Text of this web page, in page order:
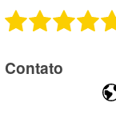
Contato